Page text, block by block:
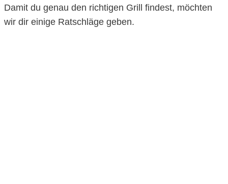
Damit du genau den richtigen Grill findest, möchten
wir dir einige Ratschläge geben.